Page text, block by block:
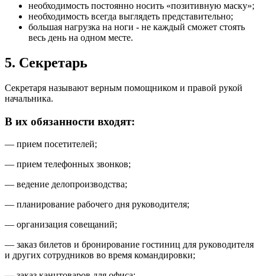
необходимость постоянно носить «позитивную маску»;
необходимость всегда выглядеть представительно;
большая нагрузка на ноги - не каждый сможет стоять
весь день на одном месте.
5. Секретарь
Секретаря называют верным помощником и правой рукой
начальника.
В их обязанности входят:
— прием посетителей;
— прием телефонных звонков;
— ведение делопроизводства;
— планирование рабочего дня руководителя;
— организация совещаний;
— заказ билетов и бронирование гостиниц для руководителя
и других сотрудников во время командировки;